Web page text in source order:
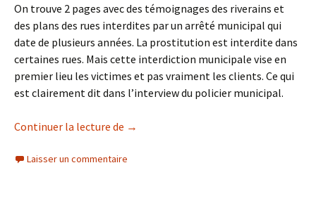
On trouve 2 pages avec des témoignages des riverains et
des plans des rues interdites par un arrêté municipal qui
date de plusieurs années. La prostitution est interdite dans
certaines rues. Mais cette interdiction municipale vise en
premier lieu les victimes et pas vraiment les clients. Ce qui
est clairement dit dans l’interview du policier municipal.
Continuer la lecture de Prostitution: l’aveu de la police
→
Laisser un commentaire